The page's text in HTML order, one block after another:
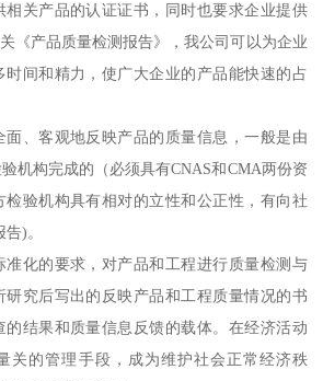
相关产品的认证证书，同时也要求企业提供
《产品质量检测报告》，我公司可以为企业
间和精力，使广大企业的产品能快速的占
面、客观地反映产品的质量信息，一般是由
机构完成的（必须具有CNAS和CMA两份资
检验机构具有相对的立性和公正性，有向社
)。
准化的要求，对产品和工程进行质量检测与
研究后写出的反映产品和工程质量情况的书
结果和质量信息反馈的载体。在经济活动
关的管理手段，成为维护社会正常经济秩